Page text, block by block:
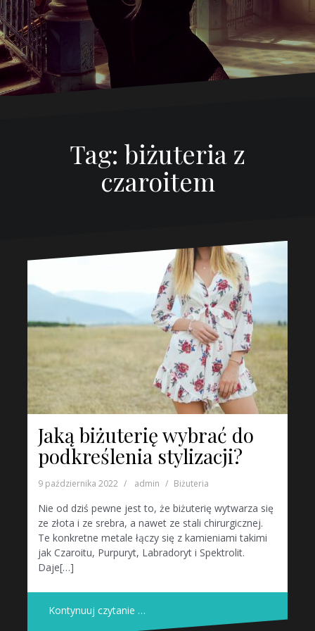
Tag: biżuteria z
czaroitem
Jaką biżuterię wybrać do
podkreślenia stylizacji?
9 października 2022 admin Biżuteria
Nie od dziś pewne jest to, że biżuterię wytwarza się
ze złota i ze srebra, a nawet ze stali chirurgicznej.
Te konkretne metale łączy się z kamieniami takimi
jak Czaroitu, Purpuryt, Labradoryt i Spektrolit.
Daje[…]
Kontynuuj czytanie …